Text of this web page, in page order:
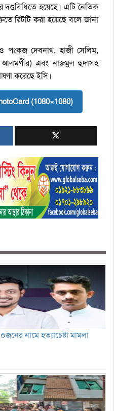
দণ্ডবিধিতে হয়েছে। এটি নৈতিক
রিটটি করা হয়েছে বলে জানা
পংকজ দেবনাথ, হাজী সেলিম,
আলমগীর) এবং নাজমুল হুদাসহ
করেছে ইসি।
(1080×1080)
নামে হত্যাচেষ্টা মামলা